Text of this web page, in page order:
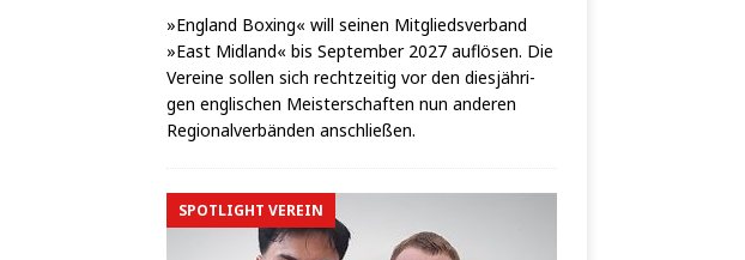
»Eng­land Boxing« will sei­nen Mit­glieds­ver­band
»East Mid­land« bis Sep­tem­ber 2027 auf­lö­sen. Die
Ver­ei­ne sol­len sich recht­zei­tig vor den dies­jäh­ri­
gen eng­li­schen Meis­ter­schaf­ten nun ande­ren
Regio­nal­ver­bän­den anschließen.
SPOTLIGHT VEREIN